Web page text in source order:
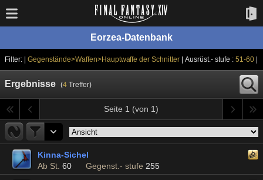
Eorzea-Datenbank
Filter: | Gegenstände>Waffen>Hauptwaffe der Schnitter | Ausrüst.- stufe : 51-60|
Ergebnisse (4Treffer)
Seite 1 (von 1)
Kinna-Sichel
Ab St. 60 Gegenst.- stufe 255